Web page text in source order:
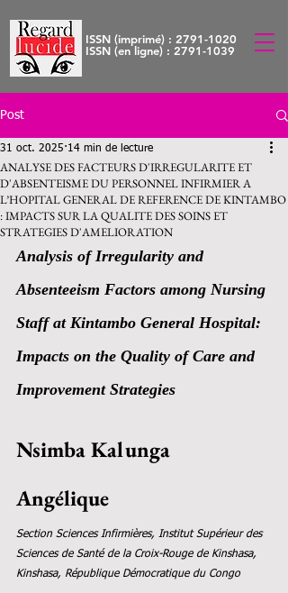
ISSN (en ligne) : 2791-1039
ISSN (imprimé) : 2791-1020
Post
ANALYSE DES FACTEURS D'IRREGULARITE ET
D'ABSENTEISME DU PERSONNEL INFIRMIER A
L’HOPITAL GENERAL DE REFERENCE DE KINTAMBO
: IMPACTS SUR LA QUALITE DES SOINS ET
STRATEGIES D'AMELIORATION
31 oct. 2025 14 min de lecture
Analysis of Irregularity and
Absenteeism Factors among Nursing
Staff at Kintambo General Hospital:
Impacts on the Quality of Care and
Improvement Strategies
Nsimba Kalunga
Angélique
Section Sciences Infirmières, Institut Supérieur des
Sciences de Santé de la Croix-Rouge de Kinshasa,
Kinshasa, République Démocratique du Congo